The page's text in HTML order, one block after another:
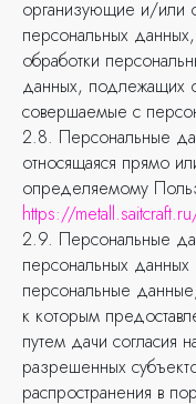
организующие и/или
персональных
обработки
данных, подлежащих
совершаемые с
2.8. Персональные
относящаяся прямо
определяемому
https://
2.9. Персональные
персональных
персональные
к которым
путем дачи согласия
разрешенных
распространения в